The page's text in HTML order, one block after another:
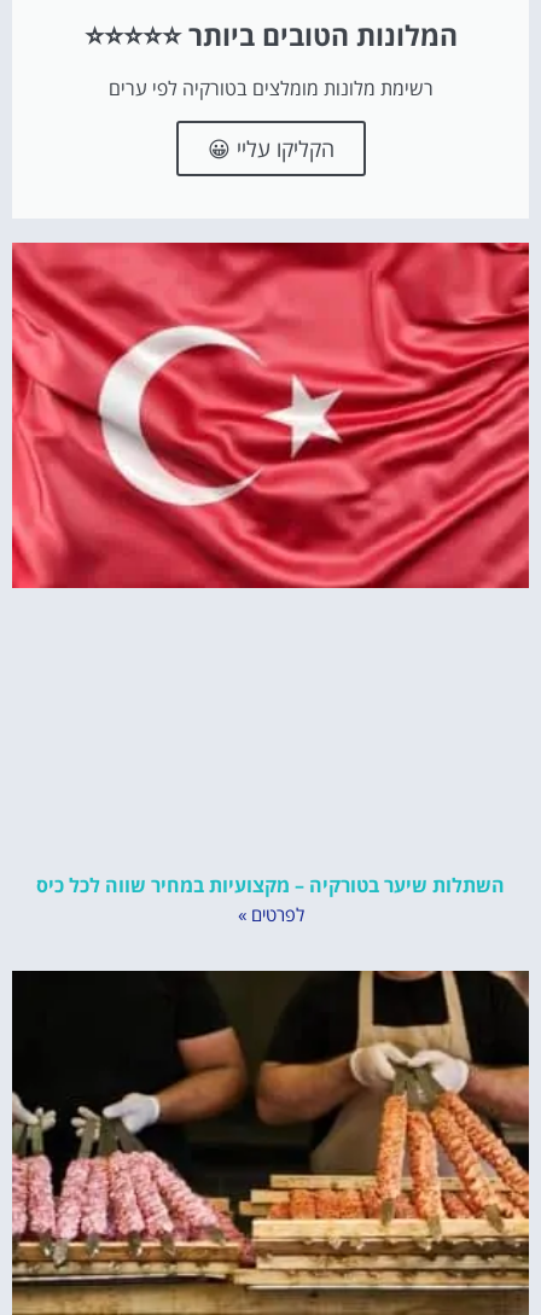
המלונות הטובים ביותר ⭐⭐⭐⭐⭐
רשימת מלונות מומלצים בטורקיה לפי ערים
הקליקו עליי 😀
השתלות שיער בטורקיה – מקצועיות במחיר שווה לכל כיס
לפרטים »